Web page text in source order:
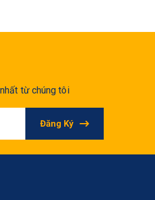
từ chúng tôi
Đăng Ký